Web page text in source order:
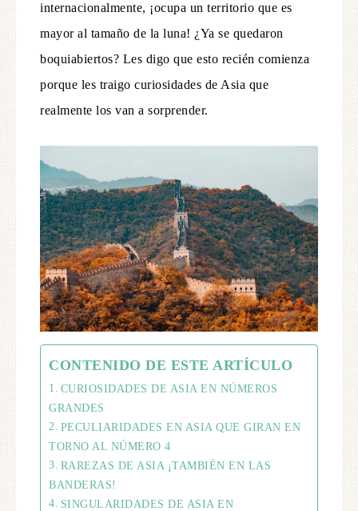
internacionalmente, ¡ocupa un territorio que es
mayor al tamaño de la luna! ¿Ya se quedaron
boquiabiertos? Les digo que esto recién comienza
porque les traigo curiosidades de Asia que
realmente los van a sorprender.
CONTENIDO DE ESTE ARTÍCULO
CURIOSIDADES DE ASIA EN NÚMEROS
GRANDES
PECULIARIDADES EN ASIA QUE GIRAN EN
TORNO AL NÚMERO 4
RAREZAS DE ASIA ¡TAMBIÉN EN LAS
BANDERAS!
SINGULARIDADES DE ASIA EN